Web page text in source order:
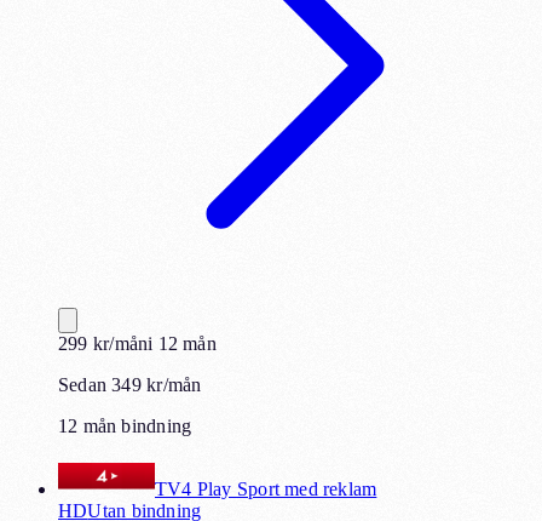
299 kr/måni 12 mån
Sedan 349 kr/mån
12 mån bindning
TV4 Play Sport med reklam
HDUtan bindning